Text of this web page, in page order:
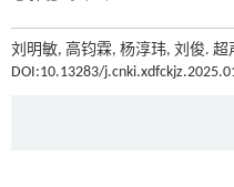
刘明敏, 高钧霖, 杨淳玮, 刘俊.
DOI:10.13283/